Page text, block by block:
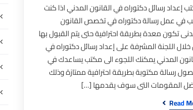
إعداد رسائل دكتوراه في القانون المدني اذا كنت
في عمل رسالة دكتوراه في تخصص القانون
تكون معدة بطريقة احترافية حتى يتم القبول بها
اللجنة المشرفة على إعداد رسائل دكتوراه في
المدني يمكنك اللجوء الى مكتب يساعدك في
رسالة مكتوبة بطريقة احترافية ممتازة وذلك
المقومات التى سوف يقدمها […]
Read